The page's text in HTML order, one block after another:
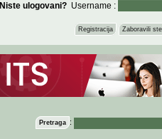
Niste ulogovani?Username :
Registracija Zaboravili
Pretraga :